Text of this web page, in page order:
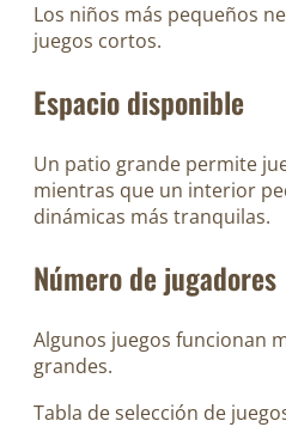
Los niños más pequeños
juegos cortos.
Espacio disponible
Un patio grande permite
mientras que un interior
dinámicas más tranquilas.
Número de jugadores
Algunos juegos funcionan
grandes.
Tabla de selección de